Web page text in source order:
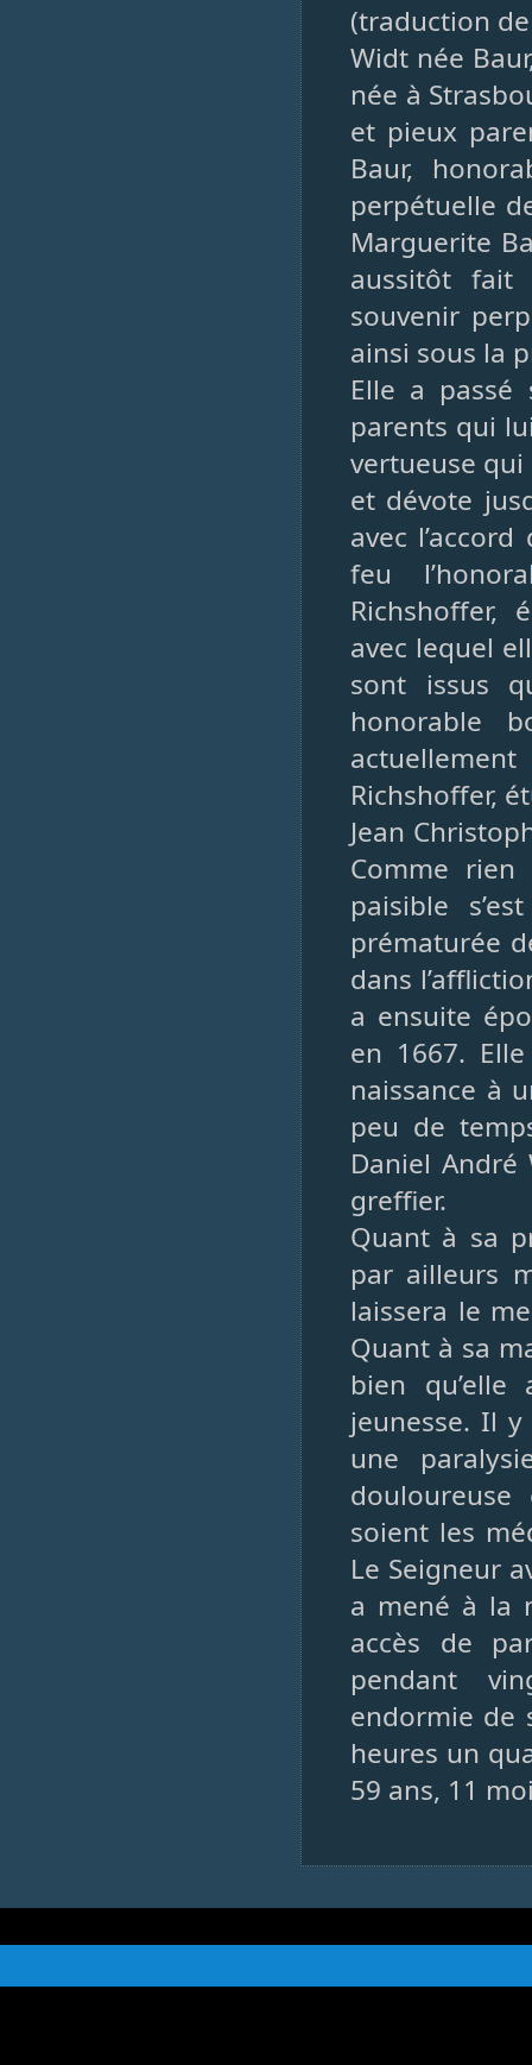
(traduction
Widt née
née à
et pieux
Baur,
perpétuelle
Marguerite
aussitôt
souvenir
ainsi sous la
Elle a passé
parents qui
vertueuse qui
et dévote
avec
feu
Richshoffer,
avec lequel
sont issus
honorable
Richshoffer,
Jean
Comme rien
paisible
prématurée
dans
a ensuite
en 1667.
naissance à
peu de
Daniel
greffier.
Quant à sa
par ailleurs
laissera le
Quant à sa
bien
jeunesse. Il
une
soient les
Le Seigneur
a mené à la
accès de
pendant
endormie de
heures un
59 ans, 11